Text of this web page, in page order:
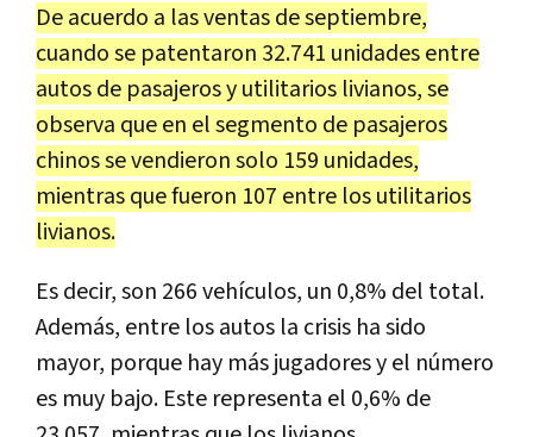
De acuerdo a las ventas de septiembre,
cuando se patentaron 32.741 unidades entre
autos de pasajeros y utilitarios livianos, se
observa que en el segmento de pasajeros
chinos se vendieron solo 159 unidades,
mientras que fueron 107 entre los utilitarios
livianos.
Es decir, son 266 vehículos, un 0,8% del total.
Además, entre los autos la crisis ha sido
mayor, porque hay más jugadores y el número
es muy bajo. Este representa el 0,6% de